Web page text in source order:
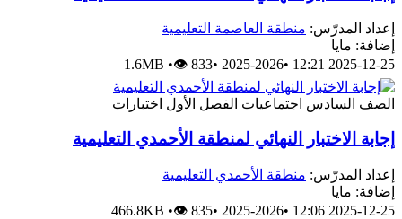
إعداد المدرّس: منطقة العاصمة التعليمية
إضافة: مايا
2025-12-25 12:21
•
2025-2026
•
1.6MB •👁 833
الصف السادس اجتماعيات الفصل الأول اختبارات
إجابة الاختبار النهائي لمنطقة الأحمدي التعليمية
إعداد المدرّس: منطقة الأحمدي التعليمية
إضافة: مايا
2025-12-25 12:06
•
2025-2026
•
466.8KB •👁 835